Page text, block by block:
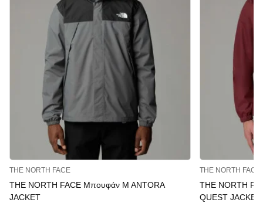
THE NORTH FACE
THE NORTH FACE Μπουφάν M ANTORA
JACKET
THE NORTH FACE
THE NORTH
QUEST